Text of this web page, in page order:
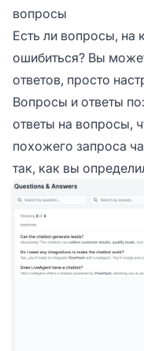
вопросы
Есть ли вопросы,
ошибиться? Вы
ответов, просто
Вопросы и ответы
ответы на вопросы,
похожего запроса
так, как вы